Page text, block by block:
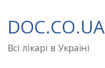
до
вмісту
DOC.CO.UA
Всі лікарі в Україні